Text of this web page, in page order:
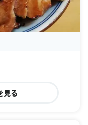
見る